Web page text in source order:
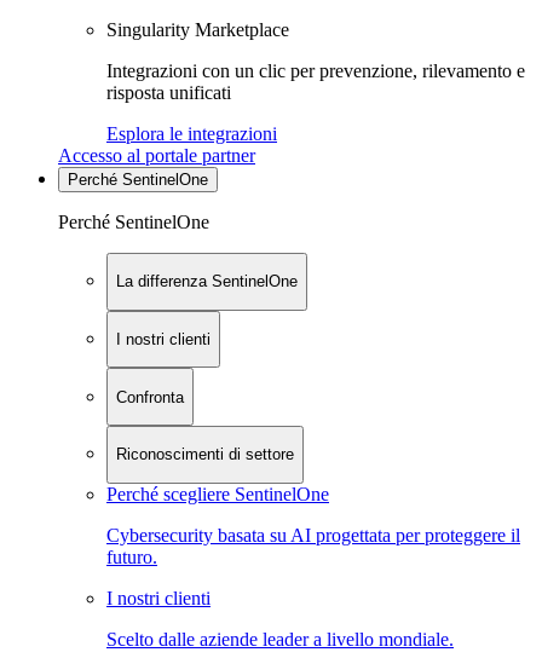
Singularity Marketplace
Integrazioni con un clic per prevenzione, rilevamento e
risposta unificati
Esplora le integrazioni
Accesso al portale partner
Perché SentinelOne
Perché SentinelOne
La differenza SentinelOne
I nostri clienti
Confronta
Riconoscimenti di settore
Perché scegliere SentinelOne
Cybersecurity basata su AI progettata per proteggere il
futuro.
I nostri clienti
Scelto dalle aziende leader a livello mondiale.